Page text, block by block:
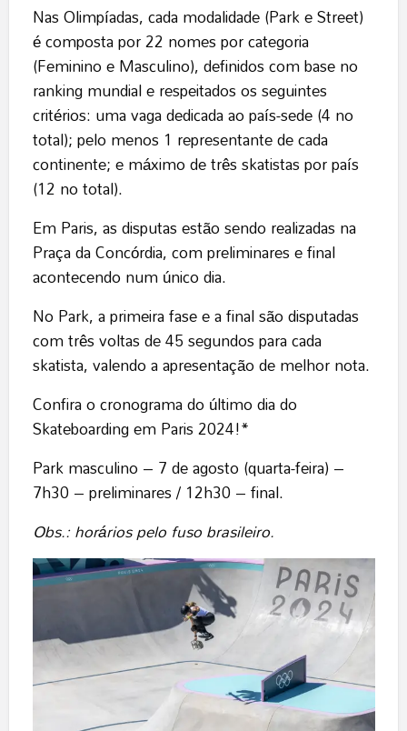
Nas Olimpíadas, cada modalidade (Park e Street)
é composta por 22 nomes por categoria
(Feminino e Masculino), definidos com base no
ranking mundial e respeitados os seguintes
critérios: uma vaga dedicada ao país-sede (4 no
total); pelo menos 1 representante de cada
continente; e máximo de três skatistas por país
(12 no total).
Em Paris, as disputas estão sendo realizadas na
Praça da Concórdia, com preliminares e final
acontecendo num único dia.
No Park, a primeira fase e a final são disputadas
com três voltas de 45 segundos para cada
skatista, valendo a apresentação de melhor nota.
Confira o cronograma do último dia do
Skateboarding em Paris 2024!*
Park masculino – 7 de agosto (quarta-feira) –
7h30 – preliminares / 12h30 – final.
Obs.: horários pelo fuso brasileiro.